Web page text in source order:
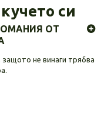
си
ОТ
не винаги трябва